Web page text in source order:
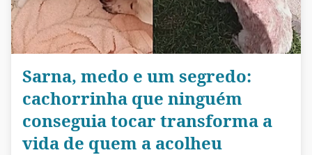
Sarna, medo e um segredo:
cachorrinha que ninguém
conseguia tocar transforma a
vida de quem a acolheu